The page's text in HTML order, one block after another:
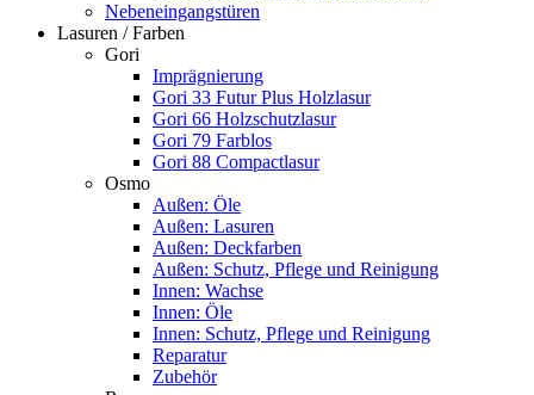
Nebeneingangstüren
Lasuren / Farben
Gori
Imprägnierung
Gori 33 Futur Plus Holzlasur
Gori 66 Holzschutzlasur
Gori 79 Farblos
Gori 88 Compactlasur
Osmo
Außen: Öle
Außen: Lasuren
Außen: Deckfarben
Außen: Schutz, Pflege und Reinigung
Innen: Wachse
Innen: Öle
Innen: Schutz, Pflege und Reinigung
Reparatur
Zubehör